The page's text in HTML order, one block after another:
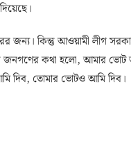
কিন্তু আওয়ামী লীগ
জনগণের কথা হলো, আমার ভোট
দিব, তোমার ভোটও আমি দিব।